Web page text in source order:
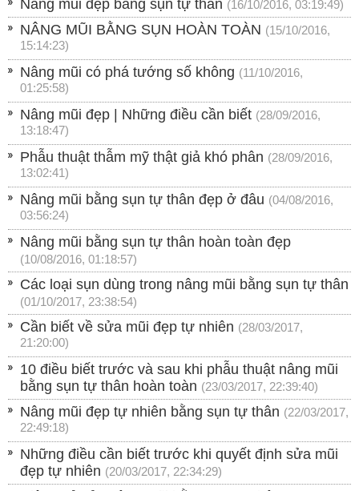
Nâng mũi đẹp bằng sụn tự thân (16/10/2016, 03:19:49)
NÂNG MŨI BẰNG SỤN HOÀN TOÀN (15/10/2016,
15:14:23)
Nâng mũi có phá tướng số không (11/10/2016,
01:25:58)
Nâng mũi đẹp | Những điều cần biết (28/09/2016,
13:18:47)
Phẫu thuật thẫm mỹ thật giả khó phân (28/09/2016,
13:02:41)
Nâng mũi bằng sụn tự thân đẹp ở đâu (04/08/2016,
03:56:24)
Nâng mũi bằng sụn tự thân hoàn toàn đẹp
(10/08/2016, 01:18:57)
Các loại sụn dùng trong nâng mũi bằng sụn tự thân
(01/10/2017, 23:38:54)
Cần biết về sửa mũi đẹp tự nhiên (28/03/2017,
21:20:00)
10 điều biết trước và sau khi phẫu thuật nâng mũi
bằng sụn tự thân hoàn toàn (23/03/2017, 22:39:40)
Nâng mũi đẹp tự nhiên bằng sụn tự thân (22/03/2017,
22:49:18)
Những điều cần biết trước khi quyết định sửa mũi
đẹp tự nhiên (20/03/2017, 22:34:29)